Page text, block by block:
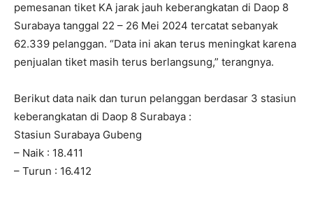
pemesanan tiket KA jarak jauh keberangkatan di Daop 8
Surabaya tanggal 22 – 26 Mei 2024 tercatat sebanyak
62.339 pelanggan. “Data ini akan terus meningkat karena
penjualan tiket masih terus berlangsung,” terangnya.
Berikut data naik dan turun pelanggan berdasar 3 stasiun
keberangkatan di Daop 8 Surabaya :
Stasiun Surabaya Gubeng
– Naik : 18.411
– Turun : 16.412